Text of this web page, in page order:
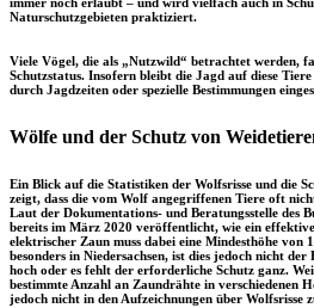
Naturschutzgebieten praktiziert.
Viele Vögel, die als „Nutzwild“ betrachtet werden,
Schutzstatus. Insofern bleibt die Jagd auf diese
durch Jagdzeiten oder spezielle Bestimmungen
Wölfe und der Schutz von
Ein Blick auf die Statistiken der Wolfsrisse und die
zeigt, dass die vom Wolf angegriffenen Tiere oft
Laut der Dokumentations- und Beratungsstelle des
bereits im März 2020 veröffentlicht, wie ein
elektrischer Zaun muss dabei eine Mindesthöhe von
besonders in Niedersachsen, ist dies jedoch nicht
hoch oder es fehlt der erforderliche Schutz ganz.
bestimmte Anzahl an Zaundrähte in verschiedenen
jedoch nicht in den Aufzeichnungen über Wolfsrisse